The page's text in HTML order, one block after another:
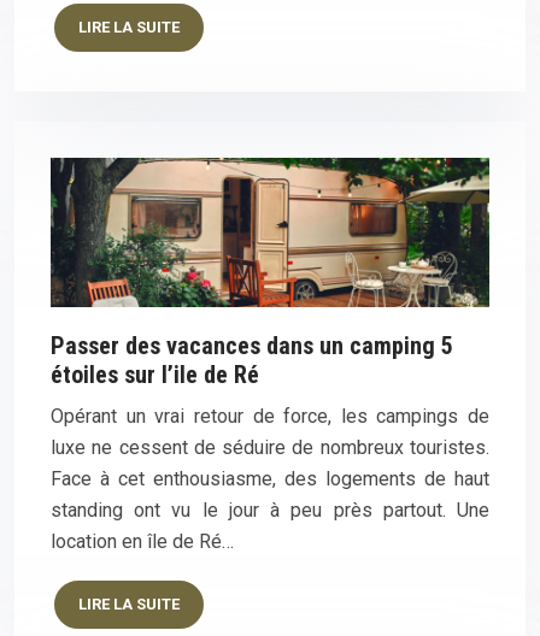
LIRE LA SUITE
Passer des vacances dans un camping 5
étoiles sur l’ile de Ré
Opérant un vrai retour de force, les campings de
luxe ne cessent de séduire de nombreux touristes.
Face à cet enthousiasme, des logements de haut
standing ont vu le jour à peu près partout. Une
location en île de Ré…
LIRE LA SUITE